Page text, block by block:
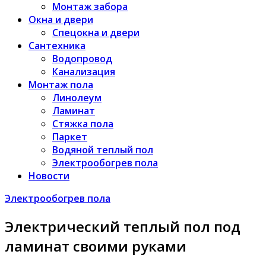
Монтаж забора
Окна и двери
Спецокна и двери
Сантехника
Водопровод
Канализация
Монтаж пола
Линолеум
Ламинат
Стяжка пола
Паркет
Водяной теплый пол
Электрообогрев пола
Новости
Электрообогрев пола
Электрический теплый пол под
ламинат своими руками